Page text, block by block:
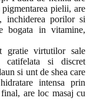
pielii, are
inchiderea porilor si
bogata in vitamine,
virtutilor sale
catifelata si discret
si unt de shea care
intensa prin
are loc masaj cu